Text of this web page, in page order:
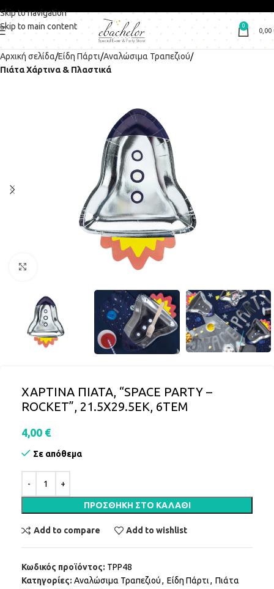
Skip to navigation
Skip to main content
0
0,00
Αρχική σελίδα Είδη Πάρτι Αναλώσιμα Τραπεζιού
Πιάτα Χάρτινα & Πλαστικά
ΧΑΡΤΙΝΑ ΠΙΑΤΑ, “SPACE PARTY –
ROCKET”, 21.5X29.5ΕΚ, 6ΤΕΜ
4,00 €
Σε απόθεμα
ΠΡΟΣΘΉΚΗ ΣΤΟ ΚΑΛΆΘΙ
Add to compare Add to wishlist
Κωδικός προϊόντος: TPP48
Κατηγορίες: Αναλώσιμα Τραπεζιού, Είδη Πάρτι, Πιάτα